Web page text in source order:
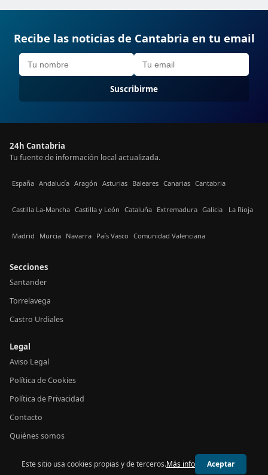
Recibe las noticias de Cantabria en tu email
Suscribirme
24h Cantabria
Tu fuente de información local actualizada.
España Andalucía Aragón Asturias Baleares Canarias Cantabria
Castilla La-Mancha Castilla y León Cataluña Extremadura Galicia La Rioja
Madrid Murcia Navarra País Vasco Comunidad Valenciana
Secciones
Santander
Torrelavega
Castro Urdiales
Legal
Aviso Legal
Política de Cookies
Política de Privacidad
Contacto
Quiénes somos
© 2026 24h Cantabria
Este sitio usa cookies propias y de terceros.Más info Aceptar